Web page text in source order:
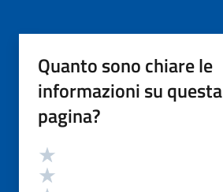
Quanto sono chiare le
informazioni su questa
pagina?
Valutazione